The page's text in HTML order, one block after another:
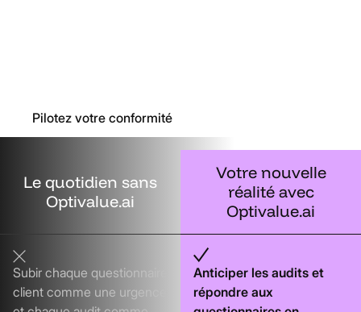
Pilotez votre conformité
Le quotidien sans
Optivalue.ai
Votre nouvelle
réalité avec
Optivalue.ai
Subir chaque questionnaire
client comme une urgence
Anticiper les audits et
répondre aux